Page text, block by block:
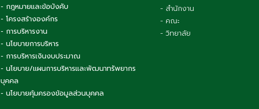
- กฎหมายและข้อบังคับ
- โครงสร้างองค์กร
- การบริหารงาน
- นโยบายการบริหาร
- การบริหารเงินงบประมาณ
- นโยบาย/แผนการบริหารและพัฒนาทรัพยากร
บุคคล
- นโยบายคุ้มครองข้อมูลส่วนบุคคล
- สำนักงาน
- คณะ
- วิทยาลัย